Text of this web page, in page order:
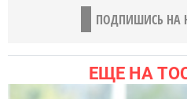
ПОДПИШИСЬ НА
ЕЩЕ НА